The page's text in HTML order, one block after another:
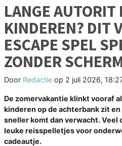
LANGE AUTORIT
KINDEREN? DIT
ESCAPE SPEL
ZONDER
Door Redactie op 2 juli 2026,
De zomervakantie klinkt vooraf
kinderen op de achterbank zit en
sneller komt dan verwacht. Veel
leuke reisspelletjes voor
cadeautje.